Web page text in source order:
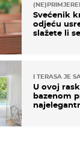
Svećenik
odjeću
slažete li
I TERASA JE
U ovoj
bazenom